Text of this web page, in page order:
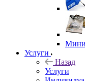
Услуги
Назад
Услуги